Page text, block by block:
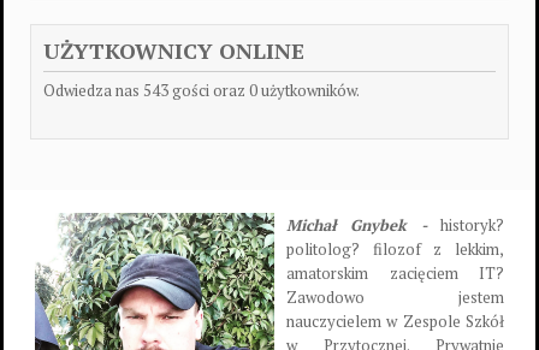
UŻYTKOWNICY ONLINE
Odwiedza nas 543 gości oraz 0 użytkowników.
Michał Gnybek - historyk?
politolog? filozof z lekkim,
amatorskim zacięciem IT?
Zawodowo jestem
nauczycielem w Zespole Szkół
w Przytocznej. Prywatnie